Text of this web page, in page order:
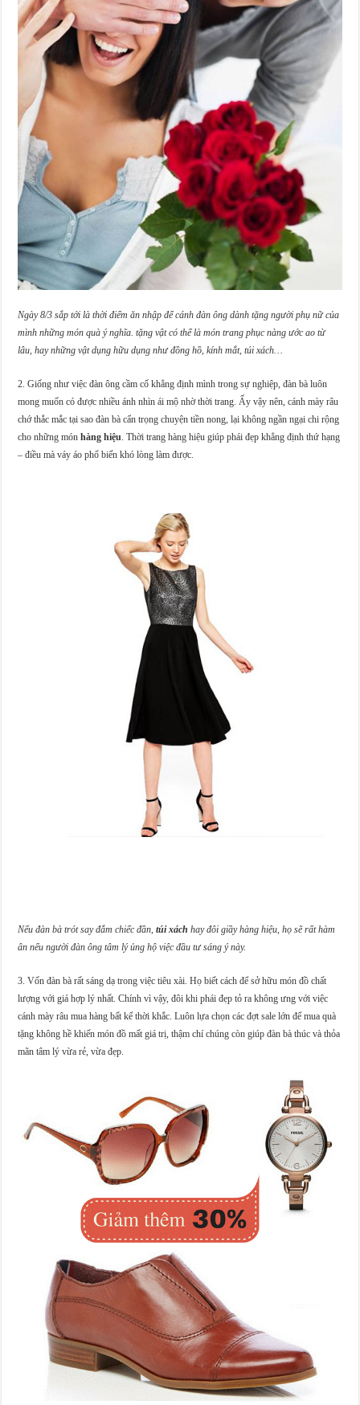
Ngày 8/3 sắp tới là thời điểm ăn nhập để cánh đàn ông dành tặng người phụ nữ của
mình những món quà ý nghĩa. tặng vật có thể là món trang phục nàng ước ao từ
lâu, hay những vật dụng hữu dụng như đồng hồ, kính mắt, túi xách…
2. Giống như việc đàn ông cầm cố khẳng định mình trong sự nghiệp, đàn bà luôn
mong muốn có được nhiều ánh nhìn ái mộ nhờ thời trang. Ấy vậy nên, cánh mày râu
chớ thắc mắc tại sao đàn bà cẩn trọng chuyện tiền nong, lại không ngần ngại chi rộng
cho những mónhàng hiệu . Thời trang hàng hiệu giúp phái đẹp khẳng định thứ hạng
– điều mà váy áo phổ biến khó lòng làm được.
Nếu đàn bà trót say đắm chiếc đần,túi xách hay đôi giầy hàng hiệu, họ sẽ rất hàm
ân nếu người đàn ông tâm lý ủng hộ việc đầu tư sáng ý này.
3. Vốn đàn bà rất sáng dạ trong việc tiêu xài. Họ biết cách để sở hữu món đồ chất
lượng với giá hợp lý nhất. Chính vì vậy, đôi khi phái đẹp tỏ ra không ưng với việc
cánh mày râu mua hàng bất kể thời khắc. Luôn lựa chọn các đợt sale lớn để mua quà
tặng không hề khiến món đồ mất giá trị, thậm chí chúng còn giúp đàn bà thúc và thỏa
mãn tâm lý vừa rẻ, vừa đẹp.